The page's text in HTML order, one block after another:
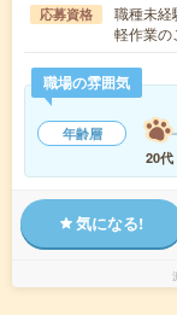
応募資格
職種未経
軽作業の
職場の雰囲気
年齢層
20代
気になる!